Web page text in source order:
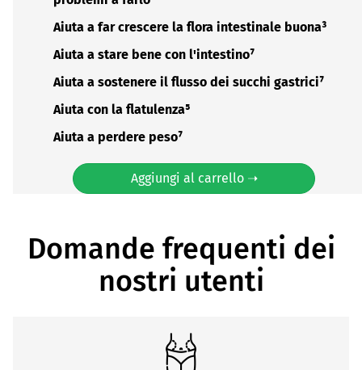
Aiuta a far crescere la flora intestinale buona³
Aiuta a stare bene con l'intestino⁷
Aiuta a sostenere il flusso dei succhi gastrici⁷
Aiuta con la flatulenza⁵
Aiuta a perdere peso⁷
Aggiungi al carrello ➝
Domande frequenti dei
nostri utenti